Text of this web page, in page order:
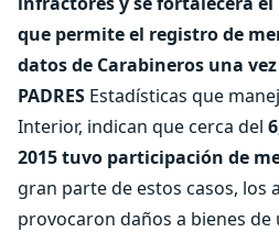
que permite el registro de
datos de Carabineros una
PADRES Estadísticas que
Interior, indican que cerca del
2015 tuvo participación de
gran parte de estos casos, los
provocaron daños a bienes de